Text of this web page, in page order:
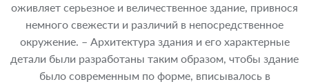
оживляет серьезное и величественное здание, привнося
немного свежести и различий в непосредственное
окружение. – Архитектура здания и его характерные
детали были разработаны таким образом, чтобы здание
было современным по форме, вписывалось в